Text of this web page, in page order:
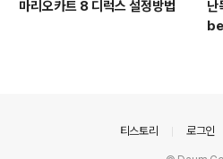
마리오카트 8 디럭스 설정방법
난
티스토리 로그인